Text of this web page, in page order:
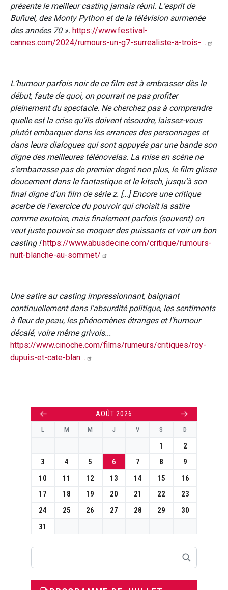
présente le meilleur casting jamais réuni. L’esprit de
Buñuel, des Monty Python et de la télévision surmenée
des années 70 ». https://www.festival-
cannes.com/2024/rumours-un-g7-surrealiste-a-trois-…
L’humour parfois noir de ce film est à embrasser dès le
début, faute de quoi, on pourrait ne pas profiter
pleinement du spectacle. Ne cherchez pas à comprendre
quelle est la crise qu’ils doivent résoudre, laissez-vous
plutôt embarquer dans les errances des personnages et
dans leurs dialogues qui sont appuyés par une bande son
digne des meilleures télénovelas. La mise en scène ne
s’embarrasse pas de premier degré non plus, le film glisse
doucement dans le fantastique et le kitsch, jusqu’à son
final digne d’un film de série z. […] Encore une critique
acerbe de l’exercice du pouvoir qui choisit la satire
comme exutoire, mais finalement parfois (souvent) on
veut juste pouvoir se moquer des puissants et voir un bon
casting ! https://www.abusdecine.com/critique/rumours-
nuit-blanche-au-sommet/
Une satire au casting impressionnant, baignant
continuellement dans l'absurdité politique, les sentiments
à fleur de peau, les phénomènes étranges et l'humour
décalé, voire même grivois...
https://www.cinoche.com/films/rumeurs/critiques/roy-
dupuis-et-cate-blan…
← AOÛT 2026 →
L M M J V S D
1
2
3
4 5 6 7 8
9
10
11 12 13 14 15
16
17
18 19 20 21 22
23
24
25 26 27 28 29
30
31